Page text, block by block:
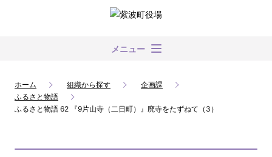
メニュー
ホーム 組織から探す
企画課
ふるさと物語
ふるさと物語 62 『9片山寺（二日町）』廃寺をたずねて（3）